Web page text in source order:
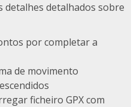
detalhes detalhados sobre
por completar a
de movimento
ficheiro GPX com